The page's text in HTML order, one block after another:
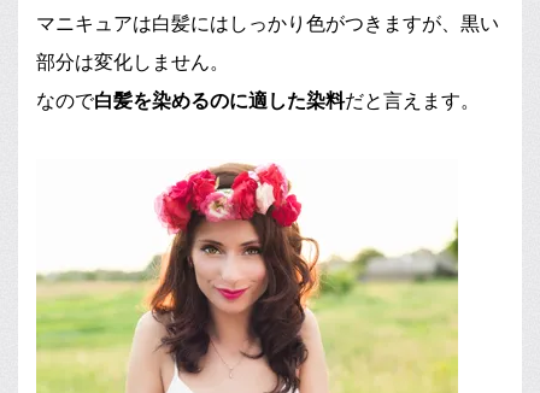
マニキュアは白髪にはしっかり色がつきますが、黒い
部分は変化しません。
なので白髪を染めるのに適した染料だと言えます。